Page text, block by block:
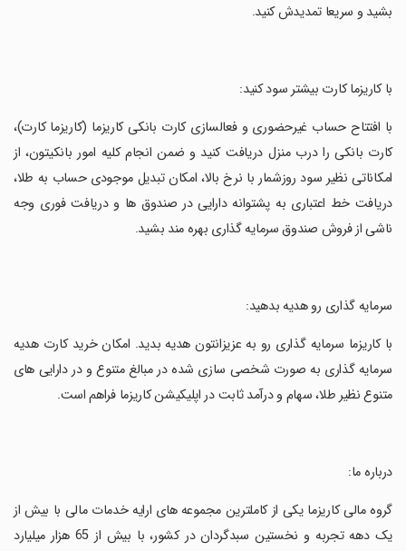
بشید و سریعا تمدیدش کنید.
‏با کاریزما کارت بیشتر سود کنید:
‏با افتتاح حساب غیرحضوری و فعالسازی کارت بانکی کاریزما (کاریزما کارت)،
کارت بانکی را درب منزل دریافت کنید و ضمن انجام کلیه امور بانکیتون، از
امکاناتی نظیر سود روزشمار با نرخ بالا، امکان تبدیل موجودی حساب به طلا،
دریافت خط اعتباری به پشتوانه دارایی در صندوق ها و دریافت فوری وجه
ناشی از فروش صندوق سرمایه گذاری بهره مند بشید.
‏سرمایه گذاری رو هدیه بدهید:
‏با کاریزما سرمایه گذاری رو به عزیزانتون هدیه بدید. امکان خرید کارت هدیه
سرمایه گذاری به صورت شخصی سازی شده در مبالغ متنوع و در دارایی های
متنوع نظیر طلا، سهام و درآمد ثابت در اپلیکیشن کاریزما فراهم است.
‏درباره ما:
‏گروه مالی کاریزما یکی از کاملترین مجموعه های ارایه خدمات مالی با بیش از
یک دهه تجربه و نخستین سبدگردان در کشور، با بیش از 65 هزار میلیارد